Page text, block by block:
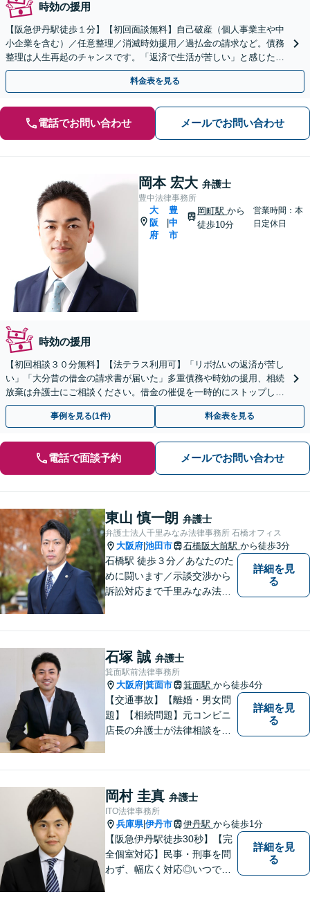
時効の援用
【阪急伊丹駅徒歩１分】【初回面談無料】自己破産（個人事業主や中
小企業を含む）／任意整理／消滅時効援用／過払金の請求など。債務
整理は人生再起のチャンスです。「返済で生活が苦しい」と感じた
ら、早めにお気軽にご相談ください【法テラス利用可】
料金表を見る
電話でお問い合わせ メールでお問い合わせ
岡本 宏大 弁護士
豊中法律事務所
大
阪
府
豊
中
市
岡町駅 から
徒歩10分
営業時間：本
日定休日
時効の援用
【初回相談３０分無料】【法テラス利用可】「リボ払いの返済が苦し
い」「大分昔の借金の請求書が届いた」多重債務や時効の援用、相続
放棄は弁護士にご相談ください。借金の催促を一時的にストップしま
す。自己破産、個人再生など【岡町駅10分】
事例を見る(1件) 料金表を見る
電話で面談予約 メールでお問い合わせ
東山 慎一朗 弁護士
弁護士法人千里みなみ法律事務所 石橋オフィス
大阪府 池田市 石橋阪大前駅 から徒歩3分
石橋駅 徒歩３分／あなたのた
めに闘います／示談交渉から
訴訟対応まで千里みなみ法律
詳細を見
る
石塚 誠 弁護士
箕面駅前法律事務所
大阪府 箕面市 箕面駅 から徒歩4分
【交通事故】【離婚・男女問
題】【相続問題】元コンビニ
店長の弁護士が法律相談を承
詳細を見
る
岡村 圭真 弁護士
ITO法律事務所
兵庫県|伊丹市 伊丹駅 から徒歩1分
【阪急伊丹駅徒歩30秒】【完
全個室対応】民事・刑事を問
わず、幅広く対応◎いつでも
詳細を見
る